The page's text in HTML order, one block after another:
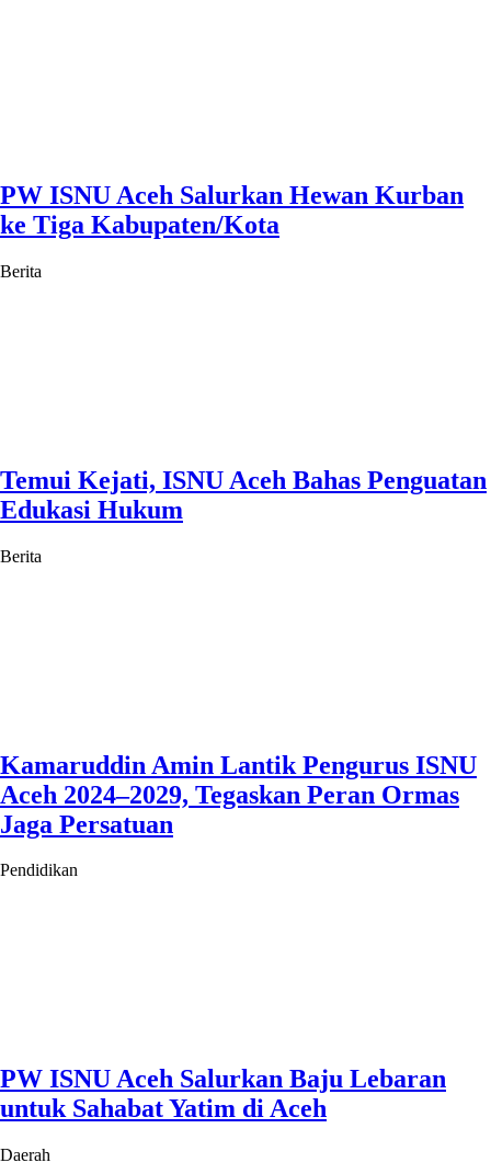
PW ISNU Aceh Salurkan Hewan Kurban
ke Tiga Kabupaten/Kota
Berita
Temui Kejati, ISNU Aceh Bahas Penguatan
Edukasi Hukum
Berita
Kamaruddin Amin Lantik Pengurus ISNU
Aceh 2024–2029, Tegaskan Peran Ormas
Jaga Persatuan
Pendidikan
PW ISNU Aceh Salurkan Baju Lebaran
untuk Sahabat Yatim di Aceh
Daerah